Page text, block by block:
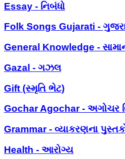
Essay - નિબંધો
Folk Songs Gujarati -
General Knowledge -
Gazal - ગઝલ
Gift (સ્મૃતિ ભેટ)
Gochar Agochar - અગોચર
Grammar - વ્યાકરણના
Health - આરોગ્ય